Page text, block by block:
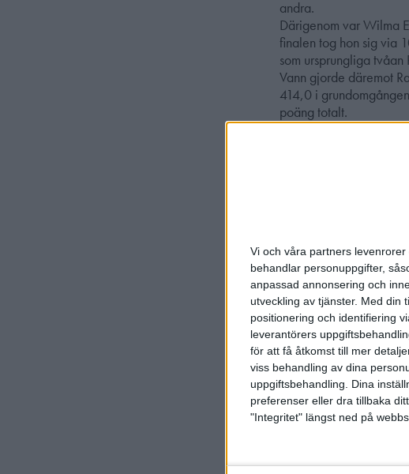
Vi och våra partners
behandlar personuppgifter,
anpassad annonsering och
utveckling av tjänster. Med din
positionering och identifiering
leverantörers
för att få åtkomst till mer
viss behandling av dina
uppgiftsbehandling. Dina
preferenser eller dra tillbaka
"Integritet" längst ned på
andra.
Därigenom var Wilma
finalen tog hon sig via
som ursprungliga tvåan
Vann gjorde däremot
414,0 i
poäng totalt.
Till slutfinalen krävdes